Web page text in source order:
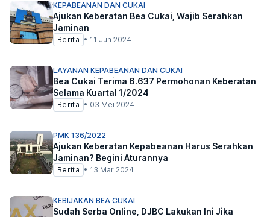
KEPABEANAN DAN CUKAI
Ajukan Keberatan Bea Cukai, Wajib Serahkan
Jaminan
Berita • 11 Jun 2024
LAYANAN KEPABEANAN DAN CUKAI
Bea Cukai Terima 6.637 Permohonan Keberatan
Selama Kuartal 1/2024
Berita • 03 Mei 2024
PMK 136/2022
Ajukan Keberatan Kepabeanan Harus Serahkan
Jaminan? Begini Aturannya
Berita • 13 Mar 2024
KEBIJAKAN BEA CUKAI
Sudah Serba Online, DJBC Lakukan Ini Jika